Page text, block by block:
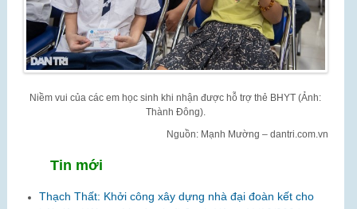
Niềm vui của các em học sinh khi nhận được hỗ trợ thẻ BHYT (Ảnh:
Thành Đông).
Nguồn: Mạnh Mường – dantri.com.vn
Tin mới
Thạch Thất: Khởi công xây dựng nhà đại đoàn kết cho